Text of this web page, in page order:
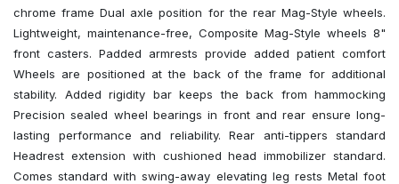
chrome frame Dual axle position for the rear Mag-Style wheels.
Lightweight, maintenance-free, Composite Mag-Style wheels 8"
front casters. Padded armrests provide added patient comfort
Wheels are positioned at the back of the frame for additional
stability. Added rigidity bar keeps the back from hammocking
Precision sealed wheel bearings in front and rear ensure long-
lasting performance and reliability. Rear anti-tippers standard
Headrest extension with cushioned head immobilizer standard.
Comes standard with swing-away elevating leg rests Metal foot